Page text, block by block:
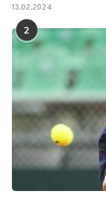
13.02.2024
2